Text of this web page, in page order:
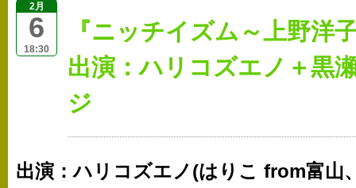
2月
6
18:30
『ニッチイズム～上野洋
出演：ハリコズエノ＋黒
ジ
出演：ハリコズエノ(はりこ from富山